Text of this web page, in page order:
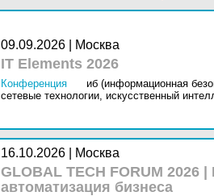
09.09.2026 | Москва
IT Elements 2026
Конференция
иб (информационная
сетевые технологии, искусственный
16.10.2026 | Москва
GLOBAL TECH FORUM
автоматизация бизнеса